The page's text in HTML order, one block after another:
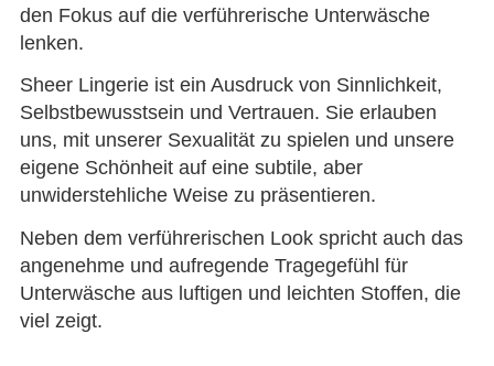
den Fokus auf die verführerische Unterwäsche
lenken.
Sheer Lingerie ist ein Ausdruck von Sinnlichkeit,
Selbstbewusstsein und Vertrauen. Sie erlauben
uns, mit unserer Sexualität zu spielen und unsere
eigene Schönheit auf eine subtile, aber
unwiderstehliche Weise zu präsentieren.
Neben dem verführerischen Look spricht auch das
angenehme und aufregende Tragegefühl für
Unterwäsche aus luftigen und leichten Stoffen, die
viel zeigt.